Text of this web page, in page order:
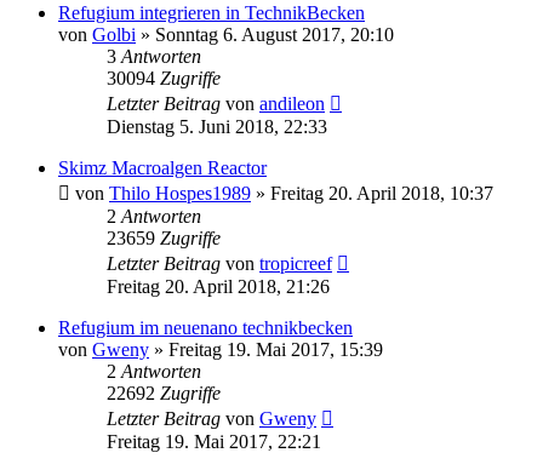
Refugium integrieren in TechnikBecken
von Golbi » Sonntag 6. August 2017, 20:10
3 Antworten
30094 Zugriffe
Letzter Beitrag von andileon
Dienstag 5. Juni 2018, 22:33
Skimz Macroalgen Reactor
von Thilo Hospes1989 » Freitag 20. April 2018, 10:37
2 Antworten
23659 Zugriffe
Letzter Beitrag von tropicreef
Freitag 20. April 2018, 21:26
Refugium im neuenano technikbecken
von Gweny » Freitag 19. Mai 2017, 15:39
2 Antworten
22692 Zugriffe
Letzter Beitrag von Gweny
Freitag 19. Mai 2017, 22:21